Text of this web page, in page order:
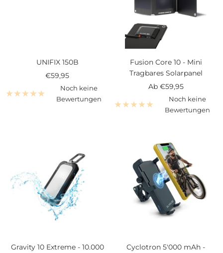
UNIFIX 150B
Angebotspreis
€59,95
Noch keine
Bewertungen
Fusion Core 10 - Mini
Tragbares Solarpanel
Angebotspreis
Ab €59,95
Noch keine
Bewertungen
Gravity 10 Extreme - 10.000
Cyclotron 5'000 mAh -